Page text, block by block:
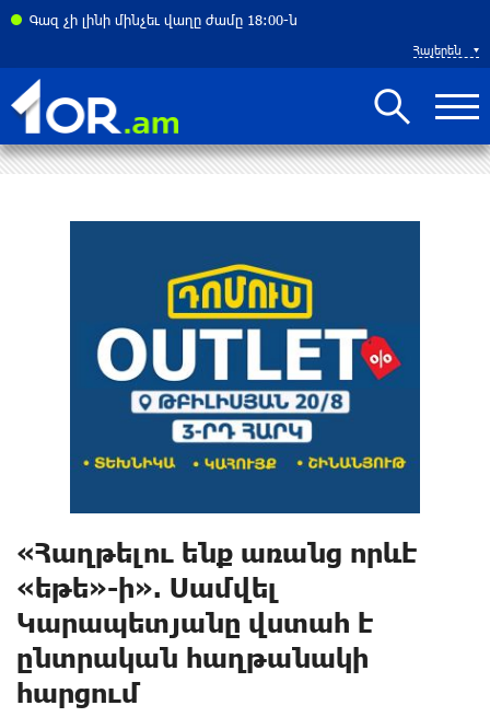
Գազ չի լինի մինչեւ վաղը ժամը 18:00-ն
Հայերեն
«Հաղթելու ենք առանց որևէ
«եթե»-ի». Սամվել
Կարապետյանը վստահ է
ընտրական հաղթանակի
հարցում